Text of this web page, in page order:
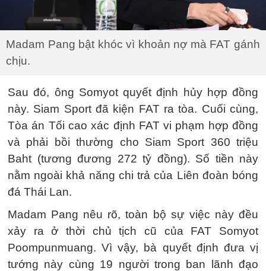
Madam Pang bật khóc vì khoản nợ mà FAT gánh
chịu.
Sau đó, ông Somyot quyết định hủy hợp đồng
này. Siam Sport đã kiện FAT ra tòa. Cuối cùng,
Tòa án Tối cao xác định FAT vi phạm hợp đồng
và phải bồi thường cho Siam Sport 360 triệu
Baht (tương đương 272 tỷ đồng). Số tiền này
nằm ngoài khả năng chi trả của Liên đoàn bóng
đá Thái Lan.
Madam Pang nêu rõ, toàn bộ sự việc này đều
xảy ra ở thời chủ tịch cũ của FAT Somyot
Poompunmuang. Vì vậy, bà quyết định đưa vị
tướng này cùng 19 người trong ban lãnh đạo